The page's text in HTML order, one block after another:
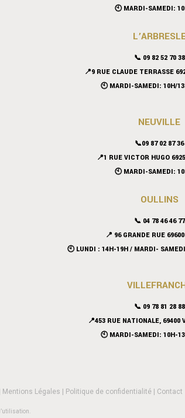
🕙 MARDI-SAMEDI:
📞 09 82 52 70 38
📍9 RUE CLAUDE TERRASSE
🕙 MARDI-SAMEDI: 10H/
NEUVILLE
📞09 87 02 87 36
📍1 RUE VICTOR HUGO
🕙 MARDI-SAMEDI:
OULLINS
📞 04 78 46 46 77
📍 96 GRANDE RUE
🕙 LUNDI : 14H-19H / MARDI-
📞 09 78 81 28 88
📍453 RUE NATIONALE, 69400
🕙 MARDI-SAMEDI: 10H-
Mentions Légales Politique de confidentialité Contact
.